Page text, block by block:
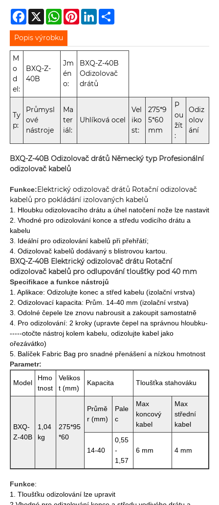
Facebook
X WhatsAppPinterestLinkedIn
Popis výrobku
M
o
d
el:
BXQ-Z-
40B
Jm
én
o:
BXQ-Z-40B
Odizolovač
drátů
Ty
p:
Průmysl
ové
nástroje
Ma
ter
iál:
Uhlíková ocel
Vel
iko
st:
275*9
5*60
mm
P
ou
žít
:
Odiz
olov
ání
BXQ-Z-40B Odizolovač drátů Německý typ Profesionální
odizolovač kabelů
Funkce:Elektrický odizolovač drátů Rotační odizolovač
kabelů pro pokládání izolovaných kabelů
1. Hloubku odizolovacího drátu a úhel natočení nože lze nastavit
2. Vhodné pro odizolování konce a středu vodicího drátu a
kabelu
3. Ideální pro odizolování kabelů při přehřátí;
4. Odizolovač kabelů dodávaný s blistrovou kartou.
BXQ-Z-40B Elektrický odizolovač drátu Rotační
odizolovač kabelů pro odlupování tloušťky pod 40 mm
Specifikace a funkce nástrojů
1. Aplikace: Odizolujte konec a střed kabelu (izolační vrstva)
2. Odizolovací kapacita: Prům. 14-40 mm (izolační vrstva)
3. Odolné čepele lze znovu nabrousit a zakoupit samostatně
4. Pro odizolování: 2 kroky (upravte čepel na správnou hloubku-
-----otočte nástroj kolem kabelu, odizolujte kabel jako
ořezávátko)
5. Balíček Fabric Bag pro snadné přenášení a nízkou hmotnost
Parametr:
Model
Hmo
tnost
Velikos
t (mm)
Kapacita Tloušťka stahováku
BXQ-
Z-40B
1,04
kg
275*95
*60
Průmě
r (mm)
Pale
c
Max
koncový
kabel
Max
střední
kabel
14-40
0,55
-
1,57
6 mm 4 mm
Funkce:
1. Tloušťku odizolování lze upravit